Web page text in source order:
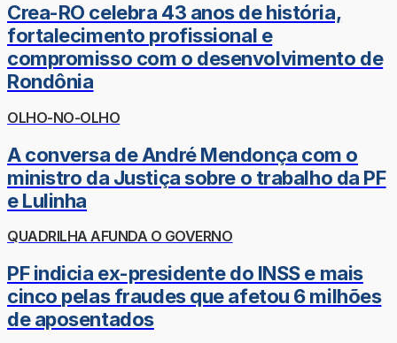
Crea-RO celebra 43 anos de história,
fortalecimento profissional e
compromisso com o desenvolvimento de
Rondônia
OLHO-NO-OLHO
A conversa de André Mendonça com o
ministro da Justiça sobre o trabalho da PF
e Lulinha
QUADRILHA AFUNDA O GOVERNO
PF indicia ex-presidente do INSS e mais
cinco pelas fraudes que afetou 6 milhões
de aposentados